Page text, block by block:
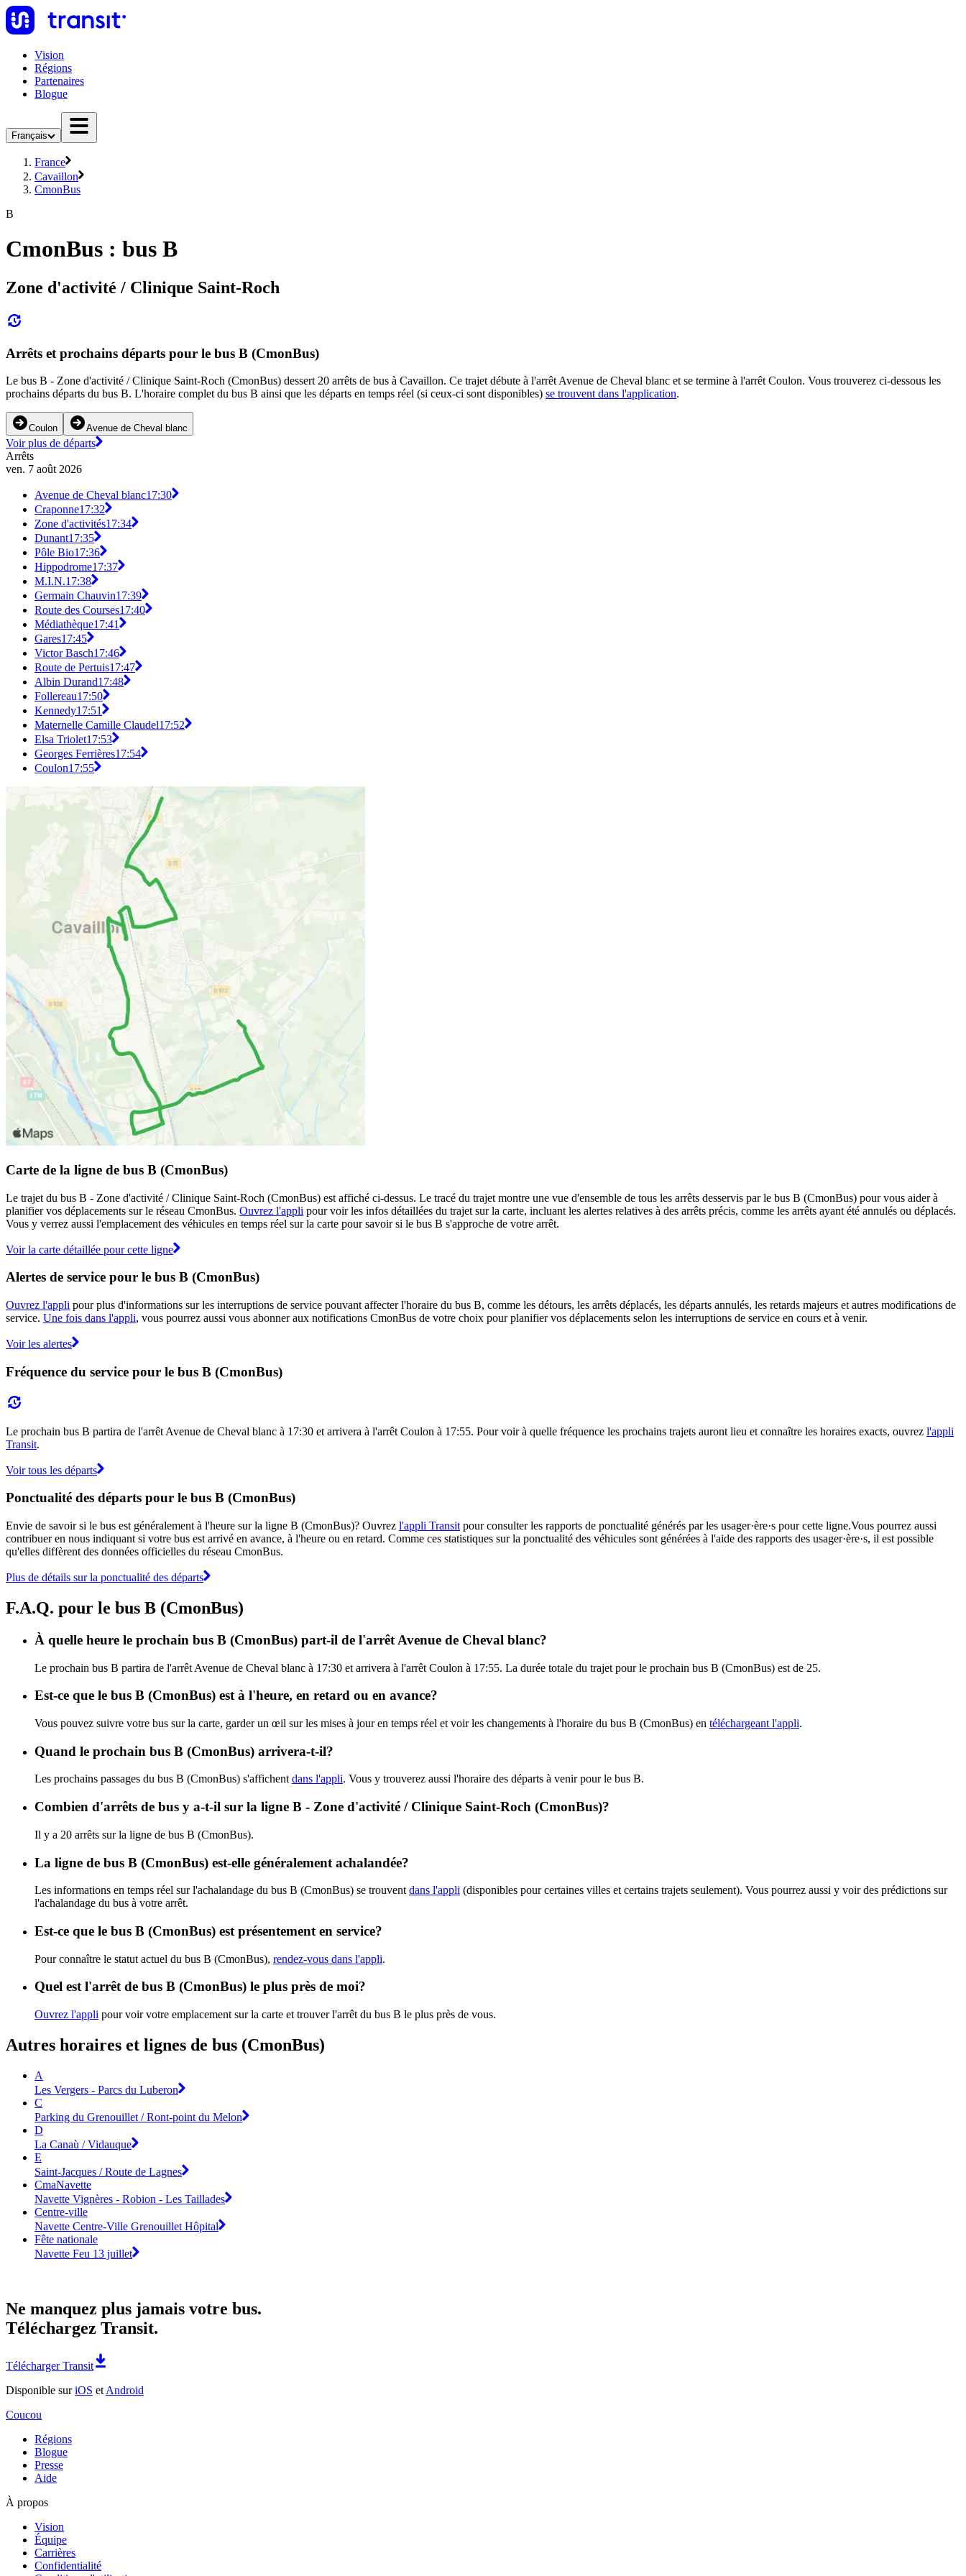
Vision
Régions
Partenaires
Blogue
Français
France
Cavaillon
CmonBus
B
CmonBus : bus B
Zone d'activité / Clinique Saint-Roch
Arrêts et prochains départs pour le bus B (CmonBus)
Le bus B - Zone d'activité / Clinique Saint-Roch (CmonBus) dessert 20 arrêts de bus à Cavaillon. Ce trajet débute à l'arrêt Avenue de Cheval blanc et se termine à l'arrêt Coulon. Vous trouverez ci-dessous les
prochains départs du bus B. L'horaire complet du bus B ainsi que les départs en temps réel (si ceux-ci sont disponibles) se trouvent dans l'application.
Coulon Avenue de Cheval blanc
Voir plus de départs
Arrêts
ven. 7 août 2026
Avenue de Cheval blanc17:30
Craponne17:32
Zone d'activités17:34
Dunant17:35
Pôle Bio17:36
Hippodrome17:37
M.I.N.17:38
Germain Chauvin17:39
Route des Courses17:40
Médiathèque17:41
Gares17:45
Victor Basch17:46
Route de Pertuis17:47
Albin Durand17:48
Follereau17:50
Kennedy17:51
Maternelle Camille Claudel17:52
Elsa Triolet17:53
Georges Ferrières17:54
Coulon17:55
Carte de la ligne de bus B (CmonBus)
Le trajet du bus B - Zone d'activité / Clinique Saint-Roch (CmonBus) est affiché ci-dessus. Le tracé du trajet montre une vue d'ensemble de tous les arrêts desservis par le bus B (CmonBus) pour vous aider à
planifier vos déplacements sur le réseau CmonBus. Ouvrez l'appli pour voir les infos détaillées du trajet sur la carte, incluant les alertes relatives à des arrêts précis, comme les arrêts ayant été annulés ou déplacés.
Vous y verrez aussi l'emplacement des véhicules en temps réel sur la carte pour savoir si le bus B s'approche de votre arrêt.
Voir la carte détaillée pour cette ligne
Alertes de service pour le bus B (CmonBus)
Ouvrez l'appli pour plus d'informations sur les interruptions de service pouvant affecter l'horaire du bus B, comme les détours, les arrêts déplacés, les départs annulés, les retards majeurs et autres modifications de
service. Une fois dans l'appli, vous pourrez aussi vous abonner aux notifications CmonBus de votre choix pour planifier vos déplacements selon les interruptions de service en cours et à venir.
Voir les alertes
Fréquence du service pour le bus B (CmonBus)
Le prochain bus B partira de l'arrêt Avenue de Cheval blanc à 17:30 et arrivera à l'arrêt Coulon à 17:55. Pour voir à quelle fréquence les prochains trajets auront lieu et connaître les horaires exacts, ouvrez l'appli
Transit.
Voir tous les départs
Ponctualité des départs pour le bus B (CmonBus)
Envie de savoir si le bus est généralement à l'heure sur la ligne B (CmonBus)? Ouvrez l'appli Transit pour consulter les rapports de ponctualité générés par les usager·ère·s pour cette ligne.Vous pourrez aussi
contribuer en nous indiquant si votre bus est arrivé en avance, à l'heure ou en retard. Comme ces statistiques sur la ponctualité des véhicules sont générées à l'aide des rapports des usager·ère·s, il est possible
qu'elles diffèrent des données officielles du réseau CmonBus.
Plus de détails sur la ponctualité des départs
F.A.Q. pour le bus B (CmonBus)
À quelle heure le prochain bus B (CmonBus) part-il de l'arrêt Avenue de Cheval blanc?
Le prochain bus B partira de l'arrêt Avenue de Cheval blanc à 17:30 et arrivera à l'arrêt Coulon à 17:55. La durée totale du trajet pour le prochain bus B (CmonBus) est de 25.
Est-ce que le bus B (CmonBus) est à l'heure, en retard ou en avance?
Vous pouvez suivre votre bus sur la carte, garder un œil sur les mises à jour en temps réel et voir les changements à l'horaire du bus B (CmonBus) en téléchargeant l'appli.
Quand le prochain bus B (CmonBus) arrivera-t-il?
Les prochains passages du bus B (CmonBus) s'affichent dans l'appli. Vous y trouverez aussi l'horaire des départs à venir pour le bus B.
Combien d'arrêts de bus y a-t-il sur la ligne B - Zone d'activité / Clinique Saint-Roch (CmonBus)?
Il y a 20 arrêts sur la ligne de bus B (CmonBus).
La ligne de bus B (CmonBus) est-elle généralement achalandée?
Les informations en temps réel sur l'achalandage du bus B (CmonBus) se trouvent dans l'appli (disponibles pour certaines villes et certains trajets seulement). Vous pourrez aussi y voir des prédictions sur
l'achalandage du bus à votre arrêt.
Est-ce que le bus B (CmonBus) est présentement en service?
Pour connaître le statut actuel du bus B (CmonBus), rendez-vous dans l'appli.
Quel est l'arrêt de bus B (CmonBus) le plus près de moi?
Ouvrez l'appli pour voir votre emplacement sur la carte et trouver l'arrêt du bus B le plus près de vous.
Autres horaires et lignes de bus (CmonBus)
A
Les Vergers - Parcs du Luberon
C
Parking du Grenouillet / Ront-point du Melon
D
La Canaù / Vidauque
E
Saint-Jacques / Route de Lagnes
CmaNavette
Navette Vignères - Robion - Les Taillades
Centre-ville
Navette Centre-Ville Grenouillet Hôpital
Fête nationale
Navette Feu 13 juillet
Ne manquez plus jamais votre bus.
Téléchargez Transit.
Télécharger Transit
Disponible suriOS et Android
Coucou
Régions
Blogue
Presse
Aide
À propos
Vision
Équipe
Carrières
Confidentialité